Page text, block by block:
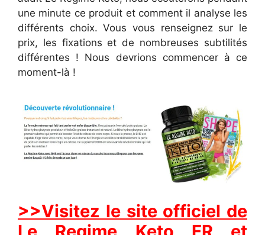
une minute ce produit et comment il analyse les
différents choix. Vous vous renseignez sur le
prix, les fixations et de nombreuses subtilités
différentes ! Nous devrions commencer à ce
moment-là !
>>Visitez le site officiel de